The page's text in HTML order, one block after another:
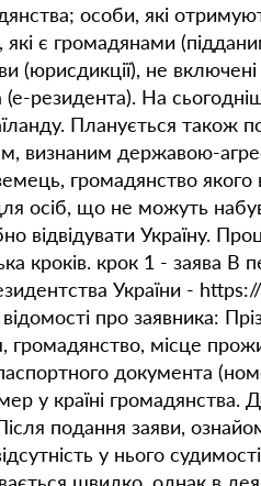
особи, які
які є громадянами
(юрисдикції), не
резидента). На
Планується
визнаним державою-
громадянство
осіб, що не можуть
відвідувати Україну.
кроків. крок 1 - заява
України -
про заявника:
громадянство, місце
документа
у країні
подання заяви,
у нього